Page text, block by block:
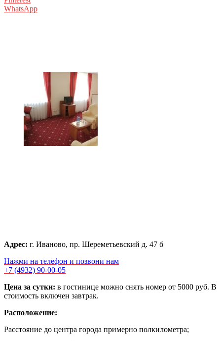
WhatsApp
Адрес: г. Иваново, пр. Шереметьевский д. 47 б
Нажми на телефон и позвони нам
+7 (4932) 90-00-05
Цена за сутки: в гостинице можно снять номер от 5000 руб. В
стоимость включен завтрак.
Расположение:
Расстояние до центра города примерно полкилометра;